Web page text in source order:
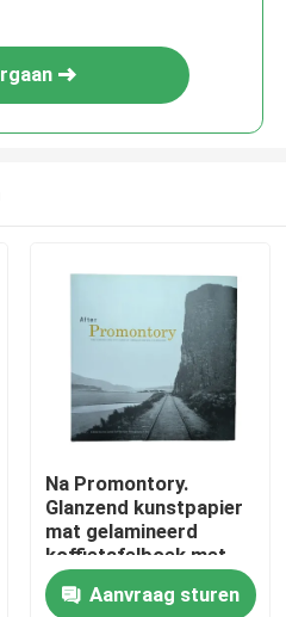
Na Promontory.
Glanzend kunstpapier
mat gelamineerd
koffietafelboek met
kleurenprint en
maatjassen.
Aanvraag sturen